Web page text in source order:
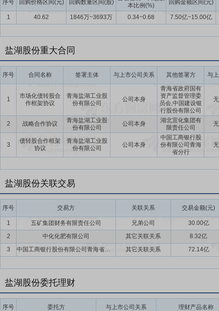
等核心技术，实现资源“开采-应用-再生”全周期循环，推动盐湖产业从“
要点13：央企入主赋能改革资源整合提速治理
2025年，公司实际控
五五”期间发展注入核心动力：其一，依托中国五矿央企属性下的全
重要支撑；其二，借助中国五矿全国化与全球化产业布局优势，公司
同联动，推动生产运营精细化管理升级与盐湖产业低碳转型进程。
序号 回购价格区间(元) 回购数量区间(股)
本比例(%)
回购金额区间(元)
1 40.62 1846万~3693万 0.34~0.68 7.50亿~15.00亿
盐湖股份重大合同
序号 合同名称 签署主体 与上市公司关系 其他签署方 与
1
市场化债转股合
作框架协议
青海盐湖工业股
份有限公司
公司本身
青海省政府国有
资产监督管理委
员会,中国建设银
行股份有限公司
2 战略合作协议
青海盐湖工业股
份有限公司
公司本身
湖北宜化集团有
限责任公司
3
债转股合作框架
协议
青海盐湖工业股
份有限公司
公司本身
中国工商银行股
份有限公司青海
省分行
盐湖股份关联交易
序号 交易方 关联关系 交易金额(元)
1 五矿集团财务有限责任公司 兄弟公司
30.00亿
2
中化化肥有限公司 其它关联关系
8.32亿
3
中国工商银行股份有限公司青海省分行 其它关联关系 72.14亿
盐湖股份委托理财
序号 委托方 与上市公司关系 理财产品名称